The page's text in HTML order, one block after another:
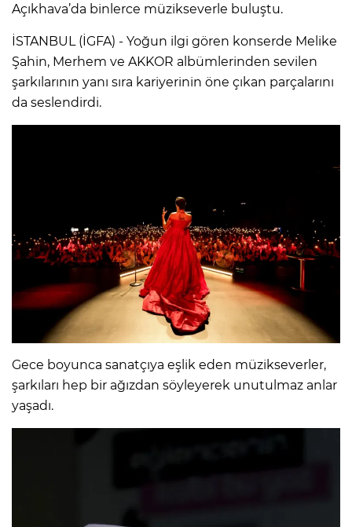
Açıkhava’da binlerce müzikseverle buluştu.
İSTANBUL (İGFA) - Yoğun ilgi gören konserde Melike
Şahin, Merhem ve AKKOR albümlerinden sevilen
şarkılarının yanı sıra kariyerinin öne çıkan parçalarını
da seslendirdi.
Gece boyunca sanatçıya eşlik eden müzikseverler,
şarkıları hep bir ağızdan söyleyerek unutulmaz anlar
yaşadı.